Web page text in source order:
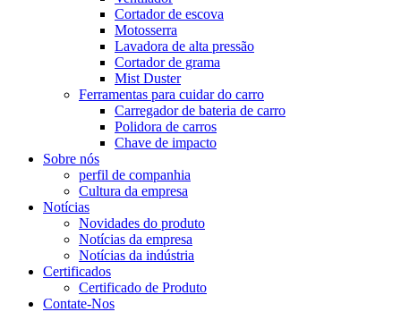
Cortador de escova
Motosserra
Lavadora de alta pressão
Cortador de grama
Mist Duster
Ferramentas para cuidar do carro
Carregador de bateria de carro
Polidora de carros
Chave de impacto
Sobre nós
perfil de companhia
Cultura da empresa
Notícias
Novidades do produto
Notícias da empresa
Notícias da indústria
Certificados
Certificado de Produto
Contate-Nos